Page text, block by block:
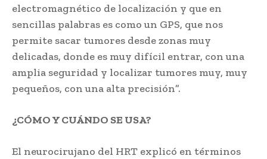
electromagnético de localización y que en
sencillas palabras es como un GPS, que nos
permite sacar tumores desde zonas muy
delicadas, donde es muy difícil entrar, con una
amplia seguridad y localizar tumores muy, muy
pequeños, con una alta precisión”.
¿CÓMO Y CUÁNDO SE USA?
El neurocirujano del HRT explicó en términos